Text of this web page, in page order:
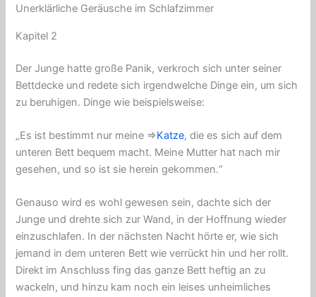
Unerklärliche Geräusche im Schlafzimmer
Kapitel 2
Der Junge hatte große Panik, verkroch sich unter seiner
Bettdecke und redete sich irgendwelche Dinge ein, um sich
zu beruhigen. Dinge wie beispielsweise:
„Es ist bestimmt nur meine ⇒Katze, die es sich auf dem
unteren Bett bequem macht. Meine Mutter hat nach mir
gesehen, und so ist sie herein gekommen.“
Genauso wird es wohl gewesen sein, dachte sich der
Junge und drehte sich zur Wand, in der Hoffnung wieder
einzuschlafen. In der nächsten Nacht hörte er, wie sich
jemand in dem unteren Bett wie verrückt hin und her rollt.
Direkt im Anschluss fing das ganze Bett heftig an zu
wackeln, und hinzu kam noch ein leises unheimliches